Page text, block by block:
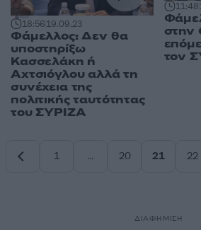
18:5619.09.23
Φάμελλος: Δεν θα
υποστηρίξω
Κασσελάκη ή
Αχτσιόγλου αλλά τη
συνέχεια της
πολιτικής ταυτότητας
του ΣΥΡΙΖΑ
11:48
στην
τον
1
…
20
21
22
ΔΙΑΦΗΜΙΣΗ